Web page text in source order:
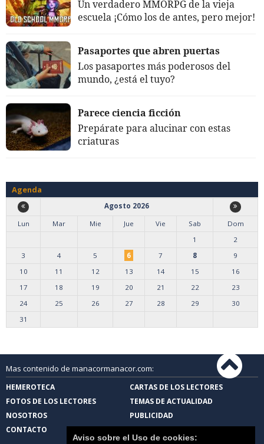
Un verdadero MMORPG de la vieja
escuela ¡Cómo los de antes, pero mejor!
Pasaportes que abren puertas
Los pasaportes más poderosos del
mundo, ¿está el tuyo?
Parece ciencia ficción
Prepárate para alucinar con estas
criaturas
Agenda
Agosto 2026
Lun
Mar Mie Jue Vie Sab
Dom
1
2
3
4 5 6 7 8
9
10
11 12 13 14 15
16
17
18 19 20 21 22
23
24
25 26 27 28 29
30
31
Mas contenido de manacormanacor.com:
HEMEROTECA
CARTAS DE LOS LECTORES
FOTOS DE LOS LECTORES
TEMAS DE ACTUALIDAD
NOSOTROS
PUBLICIDAD
CONTACTO
Aviso sobre el Uso de cookies: